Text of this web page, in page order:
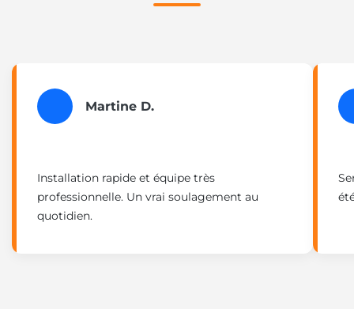
Martine D.
Installation rapide et équipe très
professionnelle. Un vrai soulagement au
quotidien.